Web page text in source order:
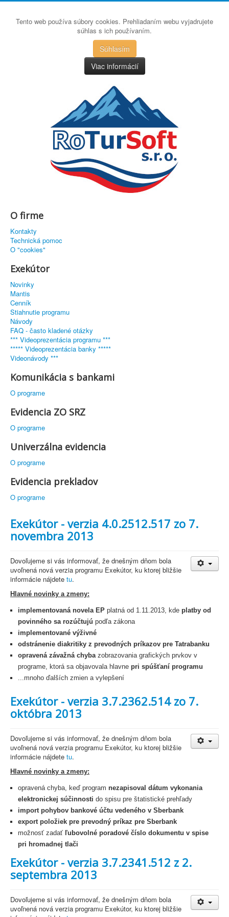
Tento web používa súbory cookies. Prehliadaním webu vyjadrujete
súhlas s ich používaním.
Súhlasím
Viac informácií
O firme
Kontakty
Technická pomoc
O "cookies"
Exekútor
Novinky
Mantis
Cenník
Stiahnutie programu
Návody
FAQ - často kladené otázky
*** Videoprezentácia programu ***
***** Videoprezentácia banky *****
Videonávody ***
Komunikácia s bankami
O programe
Evidencia ZO SRZ
O programe
Univerzálna evidencia
O programe
Evidencia prekladov
O programe
Exekútor - verzia 4.0.2512.517 zo 7.
novembra 2013
Dovoľujeme si vás informovať, že dnešným dňom bola
uvoľnená nová verzia programu Exekútor, ku ktorej bližšie
informácie nájdete tu.
Hlavné novinky a zmeny:
implementovaná novela EP platná od 1.11.2013, kde platby od
povinného sa rozúčtujú podľa zákona
implementované výživné
odstránenie diakritiky z prevodných príkazov pre Tatrabanku
opravená závažná chybazobrazovania grafických prvkov v
programe, ktorá sa objavovala hlavne pri spúšťaní programu
...mnoho ďalších zmien a vylepšení
Exekútor - verzia 3.7.2362.514 zo 7.
októbra 2013
Dovoľujeme si vás informovať, že dnešným dňom bola
uvoľnená nová verzia programu Exekútor, ku ktorej bližšie
informácie nájdete tu.
Hlavné novinky a zmeny:
opravená chyba, keď program nezapisoval dátum vykonania
elektronickej súčinnosti do spisu pre štatistické prehľady
import pohybov bankové účtu vedeného v Sberbank
export položiek pre prevodný príkaz pre Sberbank
možnosť zadať ľubovolné poradové číslo dokumentu v spise
pri hromadnej tlači
Exekútor - verzia 3.7.2341.512 z 2.
septembra 2013
Dovoľujeme si vás informovať, že dnešným dňom bola
uvoľnená nová verzia programu Exekútor, ku ktorej bližšie